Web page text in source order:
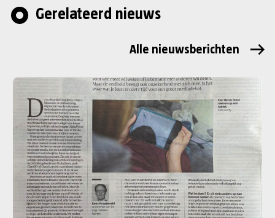
Gerelateerd nieuws
Alle nieuwsberichten